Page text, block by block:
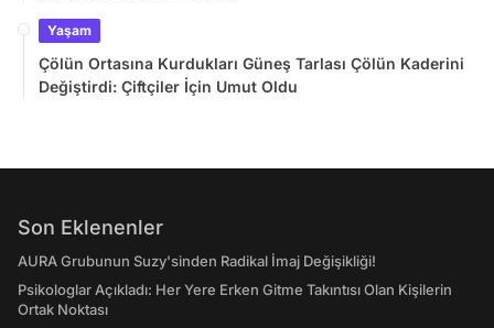
Yaşam
Çölün Ortasına Kurdukları Güneş Tarlası Çölün Kaderini
Değiştirdi: Çiftçiler İçin Umut Oldu
Son Eklenenler
AURA Grubunun Suzy'sinden Radikal İmaj Değişikliği!
Psikologlar Açıkladı: Her Yere Erken Gitme Takıntısı Olan Kişilerin
Ortak Noktası